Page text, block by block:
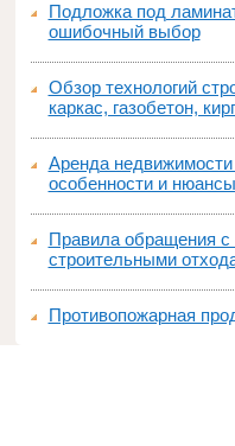
Подложка под
ошибочный выбор
Обзор технологий
каркас, газобетон,
Аренда
особенности и нюансы
Правила обращения
строительными
Противопожарная